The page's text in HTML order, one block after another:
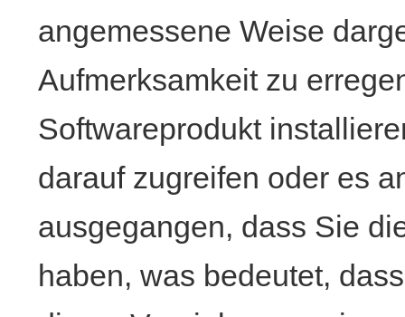
angemessene Weise
Aufmerksamkeit zu
Softwareprodukt
darauf zugreifen oder es
ausgegangen, dass Sie
haben, was bedeutet,